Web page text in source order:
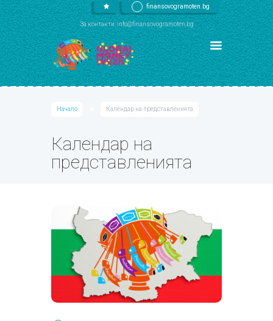
finansovogramoten.bg
За контакти: info@finansovogramoten.bg
Начало Календар на представленията
Календар на
представленията